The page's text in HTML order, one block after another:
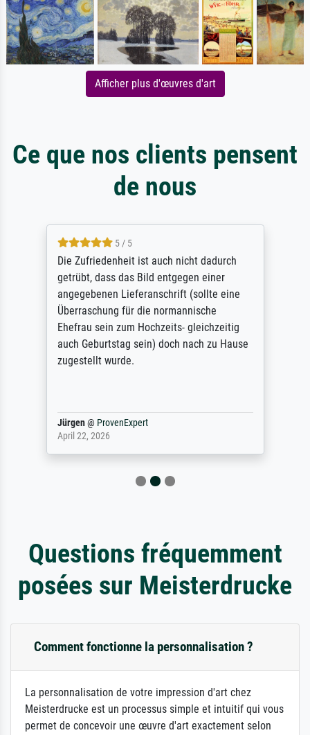
Afficher plus d'œuvres d'art
Ce que nos clients pensent
de nous
5 / 5
Die Zufriedenheit ist auch nicht dadurch
getrübt, dass das Bild entgegen einer
angegebenen Lieferanschrift (sollte eine
Überraschung für die normannische
Ehefrau sein zum Hochzeits- gleichzeitig
auch Geburtstag sein) doch nach zu Hause
zugestellt wurde.
Jürgen@ ProvenExpert
April 22, 2026
Questions fréquemment
posées sur Meisterdrucke
Comment fonctionne la personnalisation ?
La personnalisation de votre impression d'art chez
Meisterdrucke est un processus simple et intuitif qui vous
permet de concevoir une œuvre d'art exactement selon